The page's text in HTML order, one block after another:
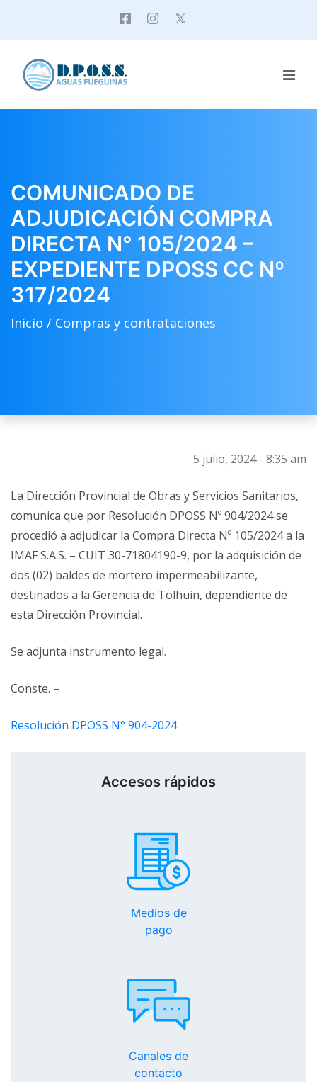
COMUNICADO DE
ADJUDICACIÓN COMPRA
DIRECTA N° 105/2024 –
EXPEDIENTE DPOSS CC Nº
317/2024
Inicio / Compras y contrataciones
5 julio, 2024 - 8:35 am
La Dirección Provincial de Obras y Servicios Sanitarios,
comunica que por Resolución DPOSS Nº 904/2024 se
procedió a adjudicar la Compra Directa Nº 105/2024 a la
IMAF S.A.S. – CUIT 30-71804190-9, por la adquisición de
dos (02) baldes de mortero impermeabilizante,
destinados a la Gerencia de Tolhuin, dependiente de
esta Dirección Provincial.
Se adjunta instrumento legal.
Conste. –
Resolución DPOSS N° 904-2024
Accesos rápidos
Medios de
pago
Canales de
contacto